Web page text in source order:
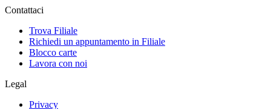
Contattaci
Trova Filiale
Richiedi un appuntamento in Filiale
Blocco carte
Lavora con noi
Legal
Privacy